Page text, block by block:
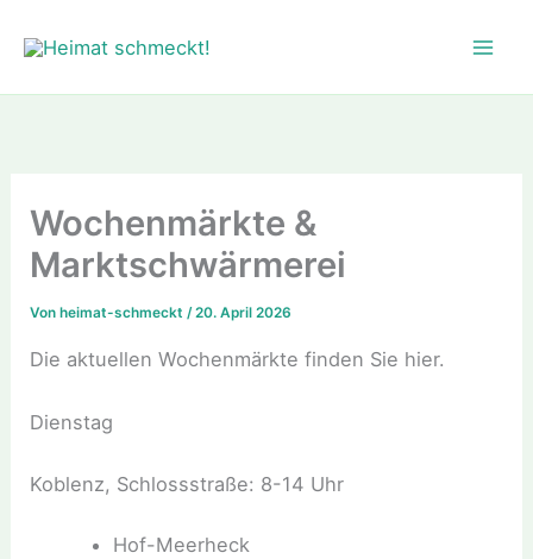
Inhalt
Wochenmärkte &
Marktschwärmerei
Von heimat-schmeckt/20. April 2026
Die aktuellen Wochenmärkte finden Sie hier.
Dienstag
Koblenz, Schlossstraße: 8-14 Uhr
Hof-Meerheck